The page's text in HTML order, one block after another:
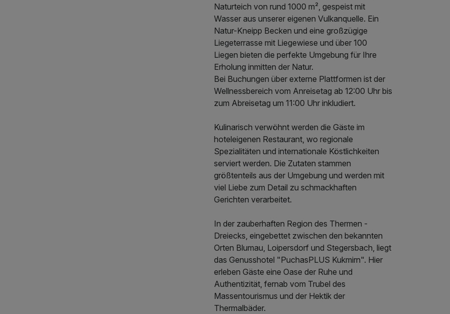
Naturteich von rund 1000 m², gespeist mit
Wasser aus unserer eigenen Vulkanquelle. Ein
Natur-Kneipp Becken und eine großzügige
Liegeterrasse mit Liegewiese und über 100
Liegen bieten die perfekte Umgebung für Ihre
Erholung inmitten der Natur.
Bei Buchungen über externe Plattformen ist der
Wellnessbereich vom Anreisetag ab 12:00 Uhr bis
zum Abreisetag um 11:00 Uhr inkludiert.
Kulinarisch verwöhnt werden die Gäste im
hoteleigenen Restaurant, wo regionale
Spezialitäten und internationale Köstlichkeiten
serviert werden. Die Zutaten stammen
größtenteils aus der Umgebung und werden mit
viel Liebe zum Detail zu schmackhaften
Gerichten verarbeitet.
In der zauberhaften Region des Thermen -
Dreiecks, eingebettet zwischen den bekannten
Orten Blumau, Loipersdorf und Stegersbach, liegt
das Genusshotel "PuchasPLUS Kukmirn". Hier
erleben Gäste eine Oase der Ruhe und
Authentizität, fernab vom Trubel des
Massentourismus und der Hektik der
Thermalbäder.